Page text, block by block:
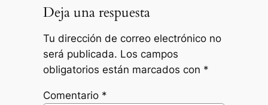
Deja una respuesta
Tu dirección de correo electrónico no
será publicada. Los campos
obligatorios están marcados con *
Comentario *